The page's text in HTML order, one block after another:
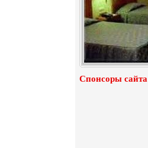
Спонсоры сайта